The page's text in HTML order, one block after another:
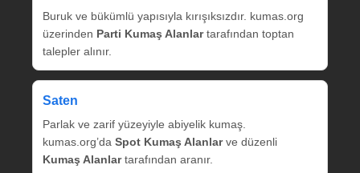
Buruk ve bükümlü yapısıyla kırışıksızdır. kumas.org
üzerinden Parti Kumaş Alanlartarafından toptan
talepler alınır.
Saten
Parlak ve zarif yüzeyiyle abiyelik kumaş.
kumas.org’da Spot Kumaş Alanlarve düzenli
Kumaş Alanlartarafından aranır.